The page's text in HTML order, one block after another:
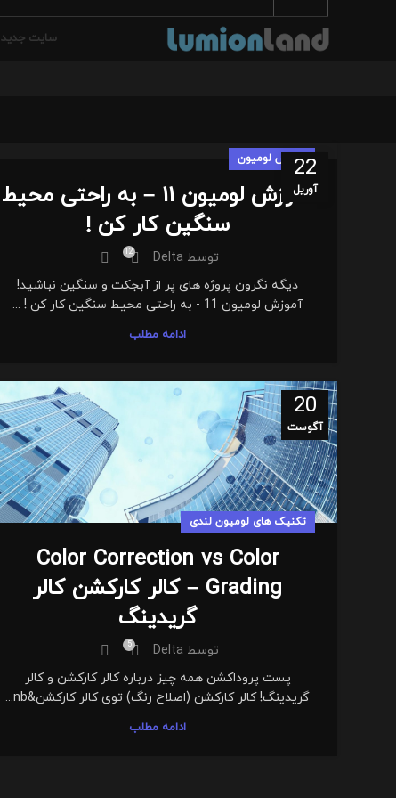
سایت جدید
22
آوریل
آموزش لومیون
آموزش لومیون 11 – به راحتی محیط
سنگین کار کن !
توسط Delta
12
دیگه نگرون پروژه های پر از آبجکت و سنگین نباشید!
آموزش لومیون 11 - به راحتی محیط سنگین کار کن ! ...
ادامه مطلب
20
آگوست
تکنیک های لومیون لندی
Color Correction vs Color
Grading – کالر کارکشن کالر
گریدینگ
توسط Delta
5
پست پروداکشن همه چیز درباره کالر کارکشن و کالر
گریدینگ! کالر کارکشن (اصلاح رنگ) توی کالر کارکشن&nb...
ادامه مطلب